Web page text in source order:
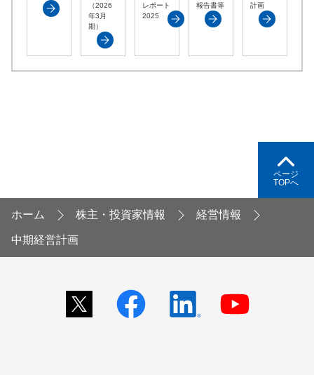
（2026
年3月
期）
レポート
2025
報告書等
計画
ページ
TOPへ
ホーム 株主・投資家情報 経営情報
中期経営計画